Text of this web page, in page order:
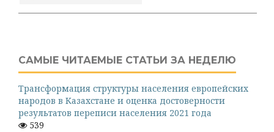
САМЫЕ ЧИТАЕМЫЕ СТАТЬИ ЗА НЕДЕЛЮ
Трансформация структуры населения европейских
народов в Казахстане и оценка достоверности
результатов переписи населения 2021 года
539